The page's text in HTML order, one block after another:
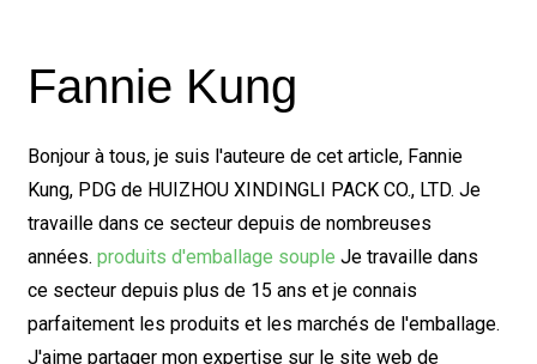
Fannie Kung
Bonjour à tous, je suis l'auteure de cet article, Fannie
Kung, PDG de HUIZHOU XINDINGLI PACK CO., LTD. Je
travaille dans ce secteur depuis de nombreuses
années. produits d'emballage souple Je travaille dans
ce secteur depuis plus de 15 ans et je connais
parfaitement les produits et les marchés de l'emballage.
J'aime partager mon expertise sur le site web de